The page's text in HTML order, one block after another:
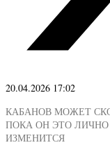
20.04.2026 17:02
КАБАНОВ МОЖЕТ
ПОКА ОН ЭТО
ИЗМЕНИТСЯ